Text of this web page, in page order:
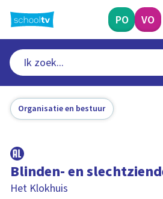
naar
hoofdinhoud
PO VO
Organisatie en bestuur
Blinden- en
Het Klokhuis